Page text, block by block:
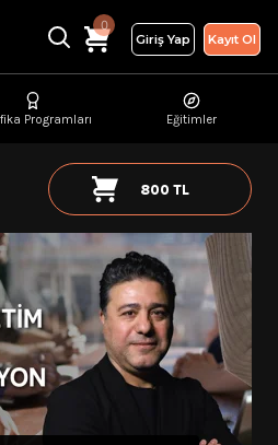
0
Giriş Yap
Kayıt Ol
Programları Eğitimler
800 TL